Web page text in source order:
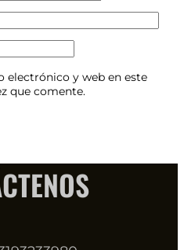
electrónico y web en este
que comente.